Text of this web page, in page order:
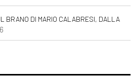
BRANO DI MARIO CALABRESI, DALLA